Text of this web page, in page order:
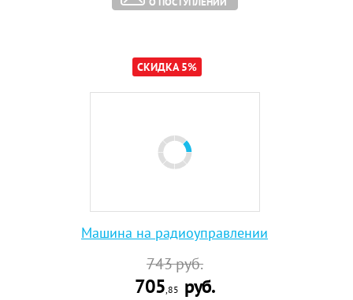
СКИДКА 5%
Машина на радиоуправлении
743руб.
705,85 руб.